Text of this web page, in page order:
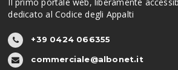
dedicato al Codice degli Appalti
+39 0424 066355
commerciale@albonet.it